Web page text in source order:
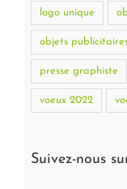
logo unique
objets
presse graphiste
voeux 2022
Suivez-nous